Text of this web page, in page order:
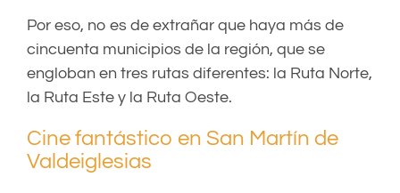
Por eso, no es de extrañar que haya más de
cincuenta municipios de la región, que se
engloban en tres rutas diferentes: la Ruta Norte,
la Ruta Este y la Ruta Oeste.
Cine fantástico en San Martín de
Valdeiglesias